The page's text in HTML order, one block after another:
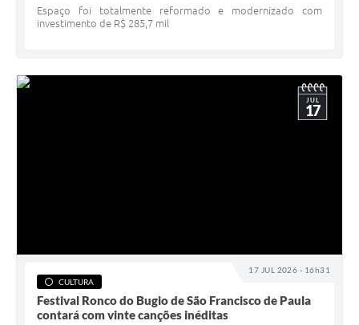
Espaço foi totalmente reformado e modernizado com
investimento de R$ 285,7 mil
17 JUL 2026 - 16h31
JUL
17
CULTURA
Festival Ronco do Bugio de São Francisco de Paula
contará com vinte canções inéditas